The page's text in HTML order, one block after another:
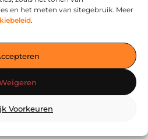
en het meten van sitegebruik. Meer
.
Voorkeuren
slimme inzichten en praktische
slimmer leven. Alles overzichtelijk
Begin vandaag nog op living-
smart.nl!